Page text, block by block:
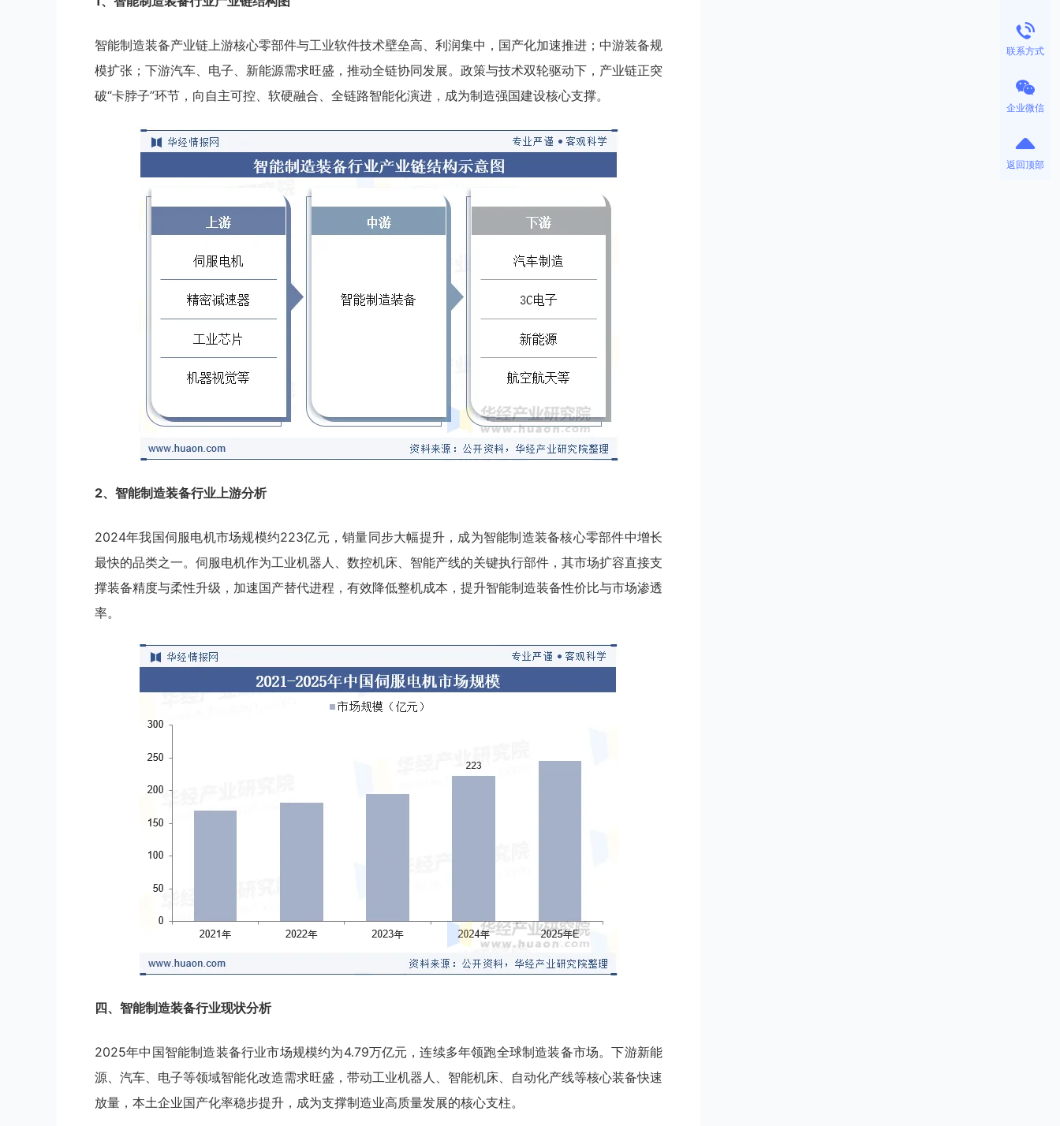
智能制造装备产业链上游核心零部件与工业软件技术壁垒高、利润集中，国产化加速推进；中游装备规
模扩张；下游汽车、电子、新能源需求旺盛，推动全链协同发展。政策与技术双轮驱动下，产业链正突
破“卡脖子”环节，向自主可控、软硬融合、全链路智能化演进，成为制造强国建设核心支撑。
2、智能制造装备行业上游分析
2024年我国伺服电机市场规模约223亿元，销量同步大幅提升，成为智能制造装备核心零部件中增长
最快的品类之一。伺服电机作为工业机器人、数控机床、智能产线的关键执行部件，其市场扩容直接支
撑装备精度与柔性升级，加速国产替代进程，有效降低整机成本，提升智能制造装备性价比与市场渗透
率。
四、智能制造装备行业现状分析
2025年中国智能制造装备行业市场规模约为4.79万亿元，连续多年领跑全球制造装备市场。下游新能
源、汽车、电子等领域智能化改造需求旺盛，带动工业机器人、智能机床、自动化产线等核心装备快速
放量，本土企业国产化率稳步提升，成为支撑制造业高质量发展的核心支柱。
联系方式
企业微信
返回顶部